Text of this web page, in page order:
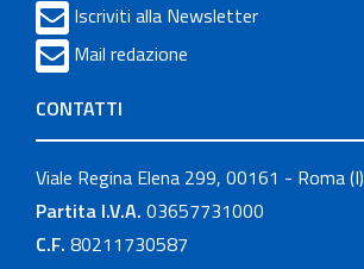
Iscriviti alla Newsletter
Mail redazione
CONTATTI
Viale Regina Elena 299, 00161 - Roma (I)
Partita I.V.A. 03657731000
C.F. 80211730587